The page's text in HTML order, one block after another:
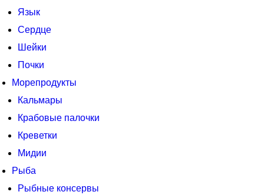
Язык
Сердце
Шейки
Почки
Морепродукты
Кальмары
Крабовые палочки
Креветки
Мидии
Рыба
Рыбные консервы